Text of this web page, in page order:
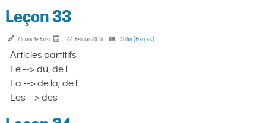
Leçon 33
Almani Be Farsi 22. Februar 2016 Archiv (Français)
Articles partitifs
Le --> du, de l'
La --> de la, de l'
Les --> des